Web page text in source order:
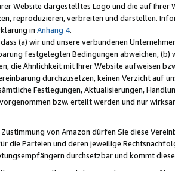
Website dargestelltes Logo und die auf
reproduzieren, verbreiten und darstellen.
in Anhang 4.
(a) wir und unsere verbundenen
festgelegten Bedingungen abweichen,
die Ähnlichkeit mit Ihrer Website aufweisen
durchzusetzen, keinen Verzicht auf
Festlegungen, Aktualisierungen,
bzw. erteilt werden und nur
von Amazon dürfen Sie diese
die Parteien und deren jeweilige
durchsetzbar und kommt